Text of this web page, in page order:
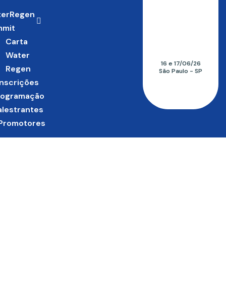
16 e 17/06/26
São Paulo - SP
Carta
Water
Regen